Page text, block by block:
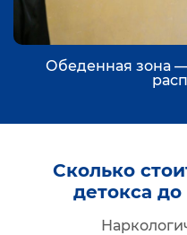
Обеденная зона
Сколько
детокса